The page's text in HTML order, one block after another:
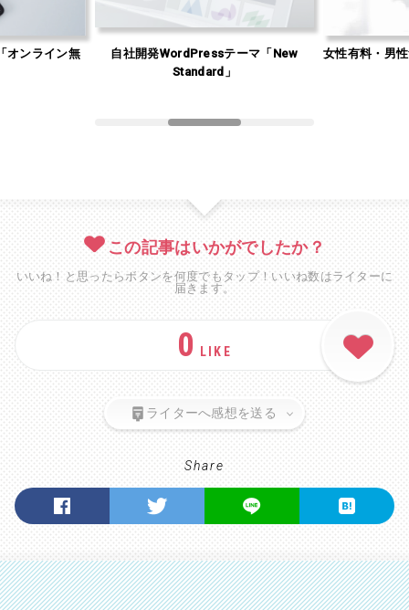
オンライン無
自社開発WordPressテーマ「New
Standard」
女性有料・男
この記事はいかがでしたか？
いいね！と思ったらボタンを何度でもタップ！いいね数はライターに
届きます。
0 LIKE
ライターへ感想を送る
Share